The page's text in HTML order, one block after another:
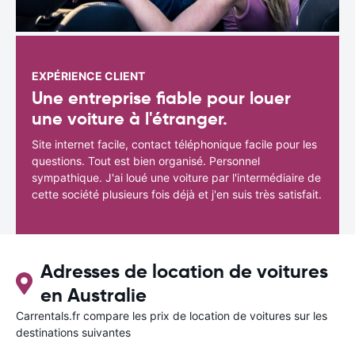
EXPÉRIENCE CLIENT
Une entreprise fiable pour louer
une voiture à l'étranger.
Site internet facile, contact téléphonique facile pour les
questions. Tout est bien organisé. Personnel
sympathique. J'ai loué une voiture par l'intermédiaire de
cette société plusieurs fois déjà et j'en suis très satisfait.
Adresses de location de voitures
en Australie
Carrentals.fr compare les prix de location de voitures sur les
destinations suivantes